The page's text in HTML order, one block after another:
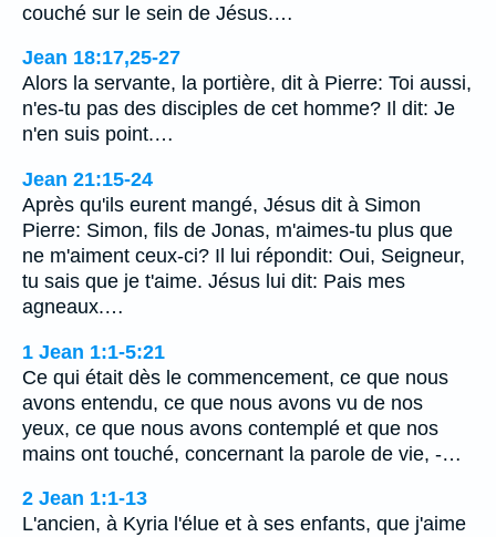
couché sur le sein de Jésus.…
Jean 18:17,25-27
Alors la servante, la portière, dit à Pierre: Toi aussi,
n'es-tu pas des disciples de cet homme? Il dit: Je
n'en suis point.…
Jean 21:15-24
Après qu'ils eurent mangé, Jésus dit à Simon
Pierre: Simon, fils de Jonas, m'aimes-tu plus que
ne m'aiment ceux-ci? Il lui répondit: Oui, Seigneur,
tu sais que je t'aime. Jésus lui dit: Pais mes
agneaux.…
1 Jean 1:1-5:21
Ce qui était dès le commencement, ce que nous
avons entendu, ce que nous avons vu de nos
yeux, ce que nous avons contemplé et que nos
mains ont touché, concernant la parole de vie, -…
2 Jean 1:1-13
L'ancien, à Kyria l'élue et à ses enfants, que j'aime